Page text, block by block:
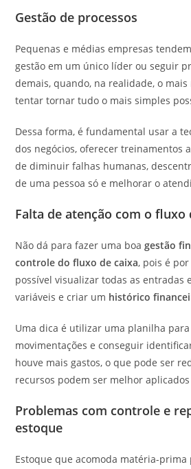
Gestão de processos
Pequenas e médias empresas
gestão em um único líder ou seguir
demais, quando, na realidade, o
tentar tornar tudo o mais simples
Dessa forma, é fundamental usar a
dos negócios, oferecer treinamentos
de diminuir falhas humanas,
de uma pessoa só e melhorar o
Falta de atenção com o fluxo
Não dá para fazer uma boa gestão
controle do fluxo de caixa, pois é
possível visualizar todas as entradas
variáveis e criar um histórico
Uma dica é utilizar uma planilha
movimentações e conseguir
houve mais gastos, o que pode ser
recursos podem ser melhor
Problemas com controle e
estoque
Estoque que acomoda matéria-